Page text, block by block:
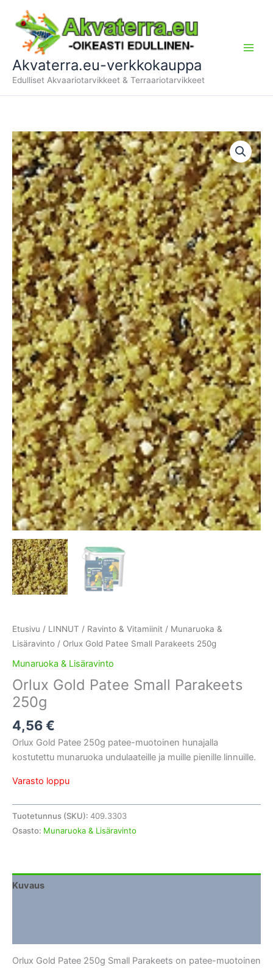
sisältöön
Akvaterra.eu-verkkokauppa
Edulliset Akvaariotarvikkeet & Terraariotarvikkeet
Etusivu / LINNUT / Ravinto & Vitamiinit / Munaruoka &
Lisäravinto / Orlux Gold Patee Small Parakeets 250g
Munaruoka & Lisäravinto
Orlux Gold Patee Small Parakeets
250g
4,56€
Orlux Gold Patee 250g patee-muotoinen hunajalla
kostutettu munaruoka undulaateille ja muille pienille linnuille.
Varasto loppu
Tuotetunnus (SKU): 409.3303
Osasto: Munaruoka & Lisäravinto
Kuvaus
Orlux Gold Patee 250g Small Parakeets on patee-muotoinen